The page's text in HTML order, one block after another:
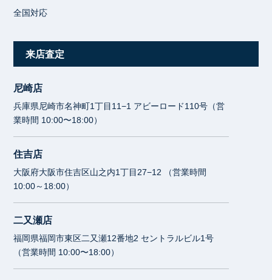
全国対応
来店査定
尼崎店
兵庫県尼崎市名神町1丁目11−1 アビーロード110号（営
業時間 10:00〜18:00）
住吉店
大阪府大阪市住吉区山之内1丁目27−12 （営業時間
10:00～18:00）
二又瀬店
福岡県福岡市東区二又瀬12番地2 セントラルビル1号
（営業時間 10:00〜18:00）